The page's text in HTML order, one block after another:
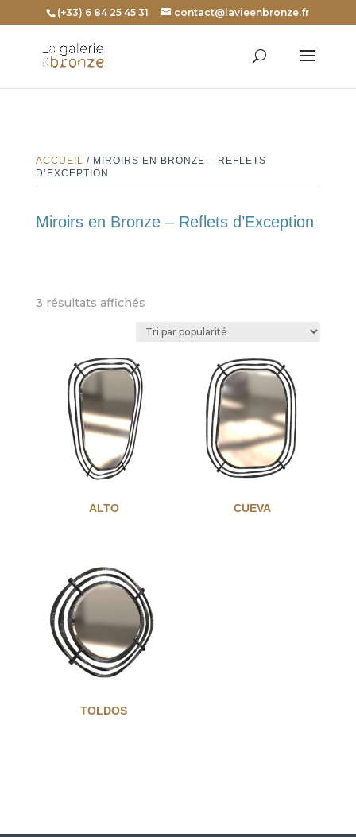
(+33) 6 84 25 45 31 contact@lavieenbronze.fr
ACCUEIL / MIROIRS EN BRONZE – REFLETS
D’EXCEPTION
Miroirs en Bronze – Reflets d’Exception
3 résultats affichésTrié
popularité
ALTO CUEVA
TOLDOS